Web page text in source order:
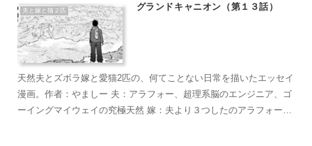
えん坊のもふもふ こぶ茶：抱っこが大好きラグドール。遊びへの欲
求がすごい。やりたい放題のバ…やんちゃ坊主
夫と嫁と猫２匹 グランドキャニオン（第１３話）
天然夫とズボラ嫁と愛猫2匹の、何てことない日常を描いたエッセイ
漫画。作者：やましー 夫：アラフォー、超理系脳のエンジニア、ゴ
ーイングマイウェイの究極天然 嫁：夫より３つしたのアラフォー、